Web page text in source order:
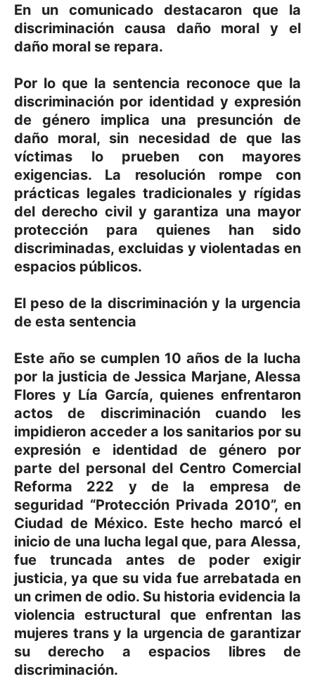
En un comunicado destacaron que la
discriminación causa daño moral y el
daño moral se repara.
Por lo que la sentencia reconoce que la
discriminación por identidad y expresión
de género implica una presunción de
daño moral, sin necesidad de que las
víctimas lo prueben con mayores
exigencias. La resolución rompe con
prácticas legales tradicionales y rígidas
del derecho civil y garantiza una mayor
protección para quienes han sido
discriminadas, excluidas y violentadas en
espacios públicos.
El peso de la discriminación y la urgencia
de esta sentencia
Este año se cumplen 10 años de la lucha
por la justicia de Jessica Marjane, Alessa
Flores y Lía García, quienes enfrentaron
actos de discriminación cuando les
impidieron acceder a los sanitarios por su
expresión e identidad de género por
parte del personal del Centro Comercial
Reforma 222 y de la empresa de
seguridad “Protección Privada 2010”, en
Ciudad de México. Este hecho marcó el
inicio de una lucha legal que, para Alessa,
fue truncada antes de poder exigir
justicia, ya que su vida fue arrebatada en
un crimen de odio. Su historia evidencia la
violencia estructural que enfrentan las
mujeres trans y la urgencia de garantizar
su derecho a espacios libres de
discriminación.